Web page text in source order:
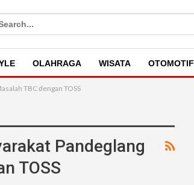
OLAHRAGA WISATA OTOMOTIF
TBC dengan TOSS
Pandeglang
TOSS